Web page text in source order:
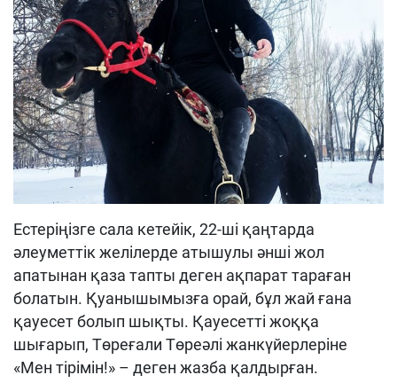
Естеріңізге сала кетейік, 22-ші қаңтарда
әлеуметтік желілерде атышулы әнші жол
апатынан қаза тапты деген ақпарат тараған
болатын. Қуанышымызға орай, бұл жай ғана
қауесет болып шықты. Қауесетті жоққа
шығарып, Төреғали Төреәлі жанкүйерлеріне
«Мен тірімін!» – деген жазба қалдырған.